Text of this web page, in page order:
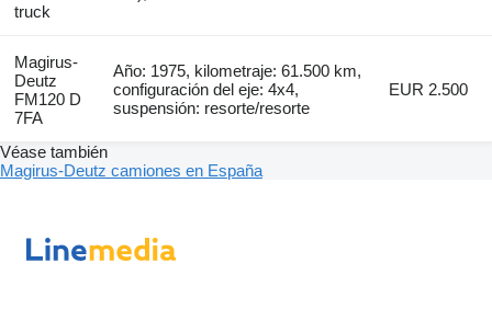
truck
Magirus-
Deutz
FM120 D
7FA
Año: 1975, kilometraje: 61.500 km,
configuración del eje: 4x4,
suspensión: resorte/resorte
EUR 2.500
Véase también
Magirus-Deutz camiones en España